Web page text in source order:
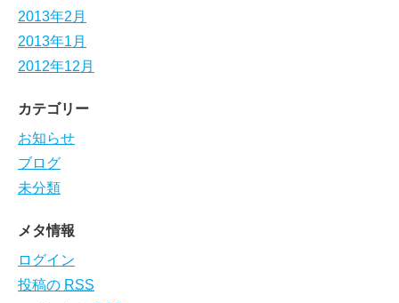
2013年2月
2013年1月
2012年12月
カテゴリー
お知らせ
ブログ
未分類
メタ情報
ログイン
投稿の RSS